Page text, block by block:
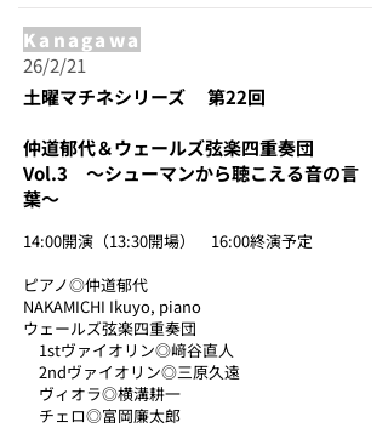
Kanagawa
26/2/21
土曜マチネシリーズ 第22回
仲道郁代＆ウェールズ弦楽四重奏団
Vol.3 ～シューマンから聴こえる音の言
葉～
14:00開演（13:30開場） 16:00終演予定
ピアノ◎仲道郁代
NAKAMICHI Ikuyo, piano
ウェールズ弦楽四重奏団
1stヴァイオリン◎﨑谷直人
2ndヴァイオリン◎三原久遠
ヴィオラ◎横溝耕一
チェロ◎富岡廉太郎